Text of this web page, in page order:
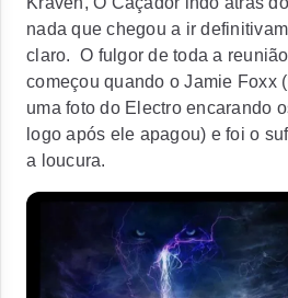
nada que chegou a ir
claro. O fulgor de toda a
começou quando o Jamie Foxx
uma foto do Electro encarando
logo após ele apagou) e foi o
a loucura.